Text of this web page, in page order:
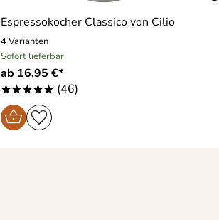
Espressokocher Classico von Cilio
4 Varianten
Sofort lieferbar
ab 16,95 €*
***** (46)